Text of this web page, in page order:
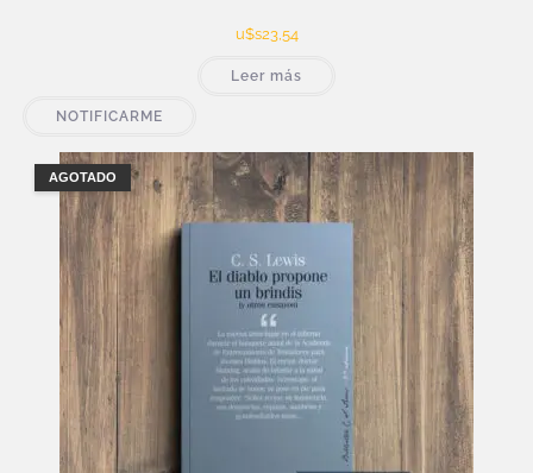
u$s23,54
Leer más
NOTIFICARME
AGOTADO